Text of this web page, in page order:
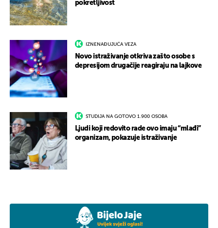
pokretljivost
IZNENAĐUJUĆA VEZA
Novo istraživanje otkriva zašto osobe s
depresijom drugačije reagiraju na lajkove
STUDIJA NA GOTOVO 1.900 OSOBA
Ljudi koji redovito rade ovo imaju “mlađi”
organizam, pokazuje istraživanje